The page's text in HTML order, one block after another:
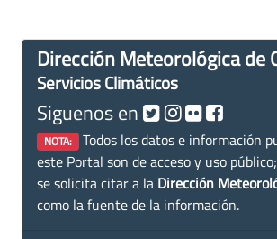
Dirección Meteorológica de
Servicios Climáticos
Siguenos en
NOTA: Todos los datos e información
este Portal son de acceso y uso
se solicita citar a la Dirección
como la fuente de la información.